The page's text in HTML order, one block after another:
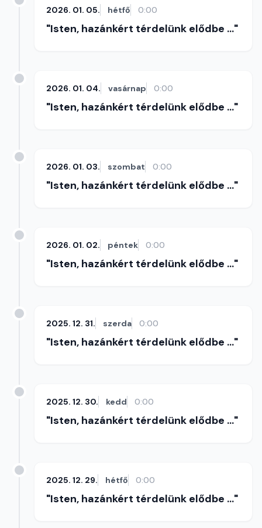
2026. 01. 05. hétfő 0:00
"Isten, hazánkért térdelünk elődbe ..."
2026. 01. 04. vasárnap 0:00
"Isten, hazánkért térdelünk elődbe ..."
2026. 01. 03. szombat 0:00
"Isten, hazánkért térdelünk elődbe ..."
2026. 01. 02. péntek 0:00
"Isten, hazánkért térdelünk elődbe ..."
2025. 12. 31. szerda 0:00
"Isten, hazánkért térdelünk elődbe ..."
2025. 12. 30. kedd 0:00
"Isten, hazánkért térdelünk elődbe ..."
2025. 12. 29. hétfő 0:00
"Isten, hazánkért térdelünk elődbe ..."